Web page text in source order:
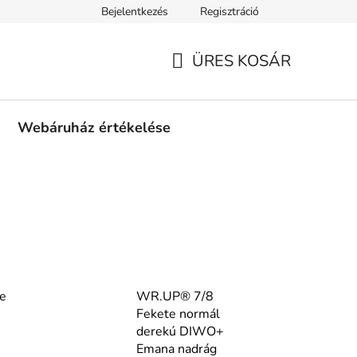
Fizetési feltételek Kereskedőknek
Bejelentkezés Regisztráció
ÜRES KOSÁR
Webáruház értékelése
WR.UP® 7/8
Fekete normál
derekú DIWO+
Emana nadrág